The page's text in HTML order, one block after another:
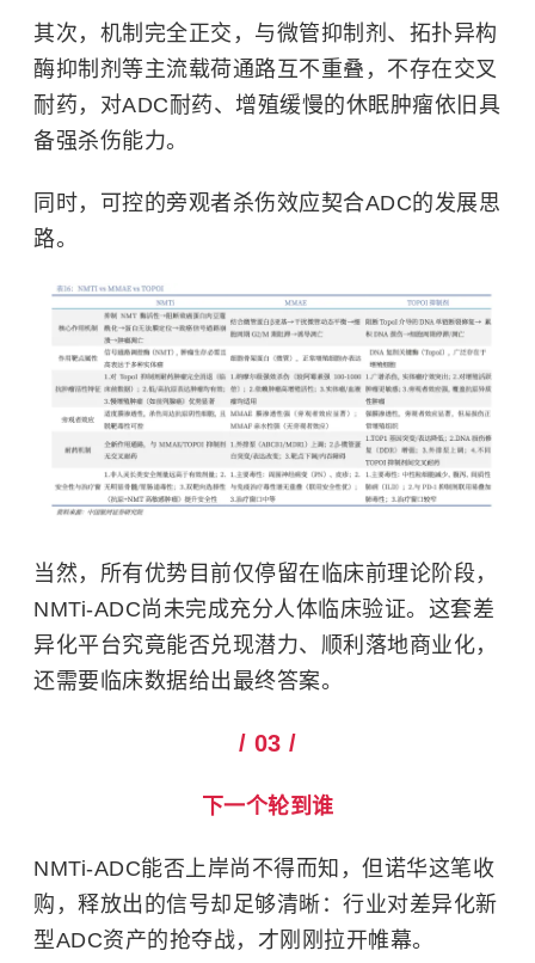
其次，机制完全正交，与微管抑制剂、拓扑异构
酶抑制剂等主流载荷通路互不重叠，不存在交叉
耐药，对ADC耐药、增殖缓慢的休眠肿瘤依旧具
备强杀伤能力。
同时，可控的旁观者杀伤效应契合ADC的发展思
路。
当然，所有优势目前仅停留在临床前理论阶段，
NMTi-ADC尚未完成充分人体临床验证。这套差
异化平台究竟能否兑现潜力、顺利落地商业化，
还需要临床数据给出最终答案。
/ 03 /
下一个轮到谁
NMTi-ADC能否上岸尚不得而知，但诺华这笔收
购，释放出的信号却足够清晰：行业对差异化新
型ADC资产的抢夺战，才刚刚拉开帷幕。